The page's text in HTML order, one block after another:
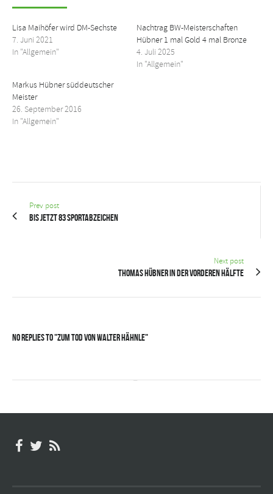
Lisa Maihöfer wird DM-Sechste
7. Juni 2021
In "Allgemein"
Nachtrag BW-Meisterschaften
Hübner 1 mal Gold 4 mal Bronze
4. Juli 2025
In "Allgemein"
Markus Hübner süddeutscher
Meister
26. September 2016
In "Allgemein"
Prev post
Bis jetzt 83 Sportabzeichen
Next post
Thomas Hübner in der vorderen Hälfte
No Replies to "Zum Tod von Walter Hähnle"